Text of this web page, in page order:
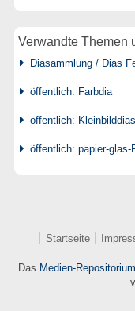
Verwandte Themen
Diasammlung / Dias
öffentlich: Farbdia
öffentlich: Kleinbilddias
öffentlich: papier-glas-
Startseite
Das Medien-Repositorium